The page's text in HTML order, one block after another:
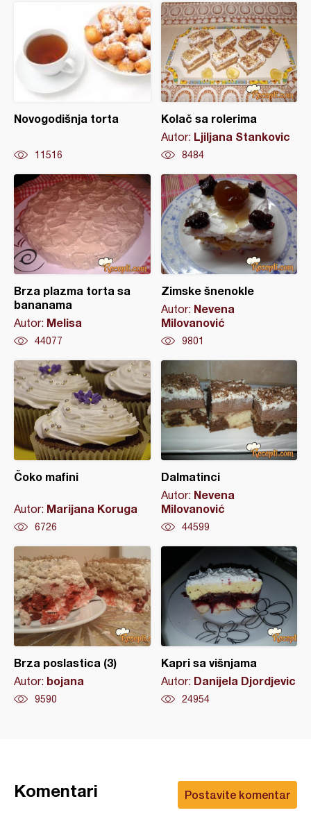
Novogodišnja torta
11516
Kolač sa rolerima
Autor: Ljiljana Stankovic
8484
Brza plazma torta sa
bananama
Autor: Melisa
44077
Zimske šnenokle
Autor: Nevena
Milovanović
9801
Čoko mafini
Autor: Marijana Koruga
6726
Dalmatinci
Autor: Nevena
Milovanović
44599
Brza poslastica (3)
Autor: bojana
9590
Kapri sa višnjama
Autor: Danijela Djordjevic
24954
Postavite komentar
Komentari